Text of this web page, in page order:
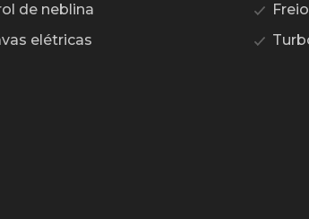
de neblina
elétricas